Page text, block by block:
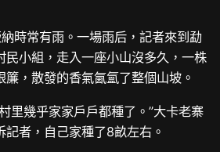
時常有雨。一場雨后，記者來到勐
民小組，走入一座小山沒多久，一株
，散發的香氣氤氳了整個山坡。
里幾乎家家戶戶都種了。”大卡老寨
者，自己家種了8畝左右。